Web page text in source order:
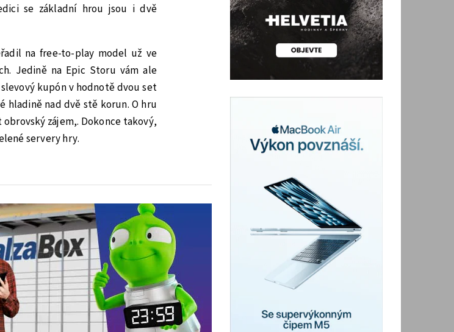
se základní hrou jsou i dvě
na free-to-play model už ve
Jedině na Epic Storu vám ale
kupón v hodnotě dvou set
nad dvě stě korun. O hru
zájem,. Dokonce takový,
servery hry.